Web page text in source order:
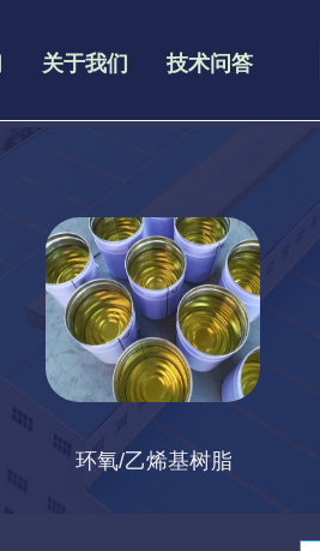
关于我们 技术问答
环氧/乙烯基树脂